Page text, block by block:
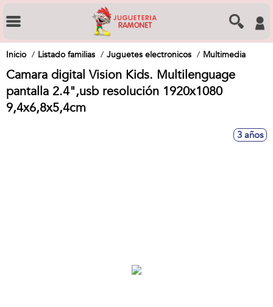
Inicio Listado familias Juguetes electronicos Multimedia
Camara digital Vision Kids. Multilenguage
pantalla 2.4",usb resolución 1920x1080
9,4x6,8x5,4cm
3 años